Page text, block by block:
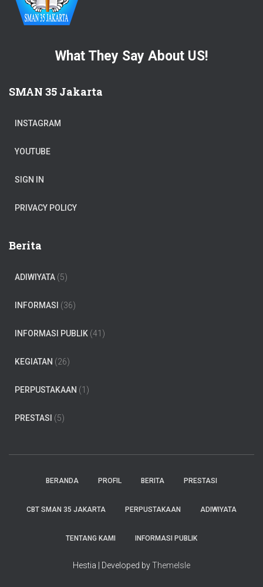
What They Say About US!
SMAN 35 Jakarta
INSTAGRAM
YOUTUBE
SIGN IN
PRIVACY POLICY
Berita
ADIWIYATA (5)
INFORMASI (36)
INFORMASI PUBLIK (41)
KEGIATAN (26)
PERPUSTAKAAN (1)
PRESTASI (5)
BERANDA PROFIL BERITA PRESTASI
CBT SMAN 35 JAKARTA PERPUSTAKAAN ADIWIYATA
TENTANG KAMI INFORMASI PUBLIK
Hestia | Developed byThemeIsle